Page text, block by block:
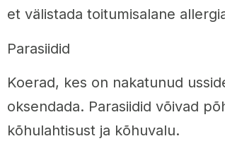
et välistada toitumisalane
Parasiidid
Koerad, kes on nakatunud
oksendada. Parasiidid võivad
kõhulahtisust ja kõhuvalu.